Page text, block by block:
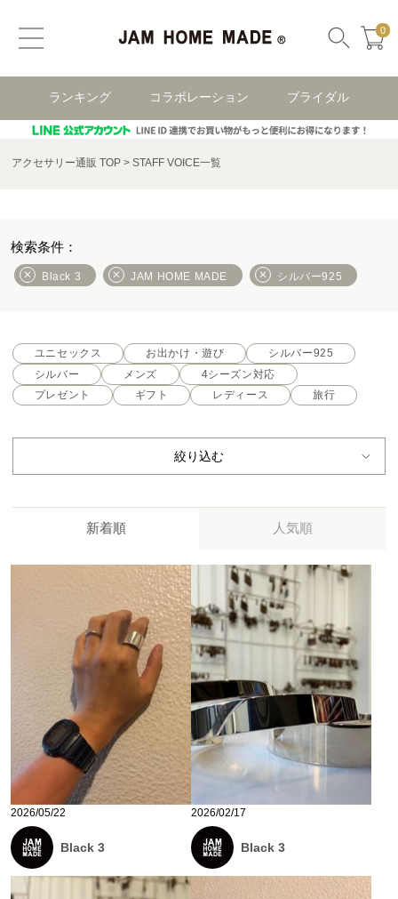
0
ランキング コラボレーション ブライダル
アクセサリー通販 TOP STAFF VOICE一覧
Black 3 JAM HOME MADE シルバー925
ユニセックス お出かけ・遊び
シルバー925
シルバー
メンズ
4シーズン対応
プレゼント
ギフト レディース 旅行
絞り込む
新着順 人気順
2026/05/22
Black 3
2026/02/17
Black 3